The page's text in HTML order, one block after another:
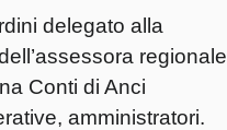
delegato alla
regionale
Conti di Anci
amministratori.